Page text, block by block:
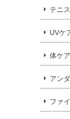
テニ
UVケ
体ケ
アン
ファ